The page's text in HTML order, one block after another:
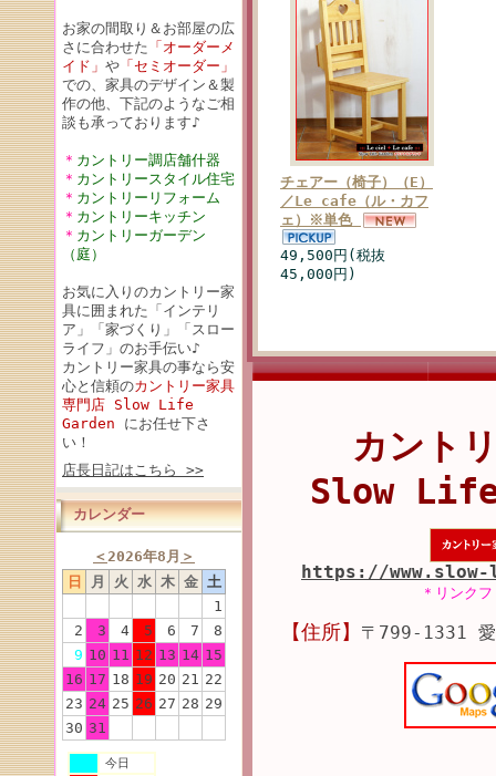
お家の間取り＆お部屋の広
さに合わせた 「オーダーメ
イド」 や 「セミオーダー」
での、家具のデザイン＆製
作の他、下記のようなご相
談も承っております♪
＊ カントリー調店舗什器
＊ カントリースタイル住宅
＊ カントリーリフォーム
＊ カントリーキッチン
＊ カントリーガーデン
（庭）
お気に入りのカントリー家
具に囲まれた「インテリ
ア」「家づくり」「スロー
ライフ」のお手伝い♪
カントリー家具の事なら安
心と信頼のカントリー家具
専門店 Slow Life
Garden にお任せ下さ
い！
店長日記はこちら >>
カレンダー
＜2026年8月 ＞
日
月 火 水 木 金 土
1
2
3 4 5 6 7
8
9 10 11 12 13 14 15
16 17 18 19 20 21 22
23 24 25 26 27 28 29
30 31
今日
チェアー（椅子）（E）
／Le cafe（ル・カフ
ェ）※単色
49,500円(税抜
45,000円)
カント
Slow
https://
＊リンク
【住所】 〒799-1331 愛